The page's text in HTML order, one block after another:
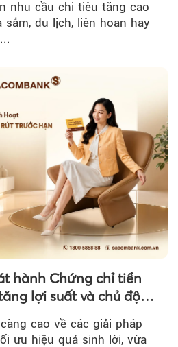
nhu cầu chi tiêu tăng cao
du lịch, liên hoan hay
hành Chứng chỉ tiền
lợi suất và chủ động
hàng
cao về các giải pháp
ưu hiệu quả sinh lời, vừa